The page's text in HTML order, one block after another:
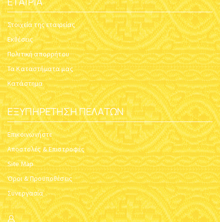
Στοιχεία της εταιρείας
Εκθέσεις
Πολιτική απορρήτου
Τα Καταστήματα μας
Κατάστημα
ΕΞΥΠΗΡΈΤΗΣΗ ΠΕΛΑΤΏΝ
Επικοινωνήστε
Αποστολές & Επιστροφές
Site Map
Όροι & Προϋποθέσεις
Συνεργασία